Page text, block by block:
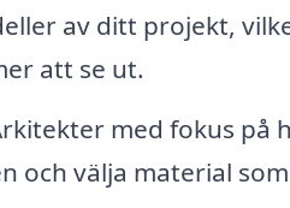
av ditt projekt,
att se ut.
med fokus på
och välja material